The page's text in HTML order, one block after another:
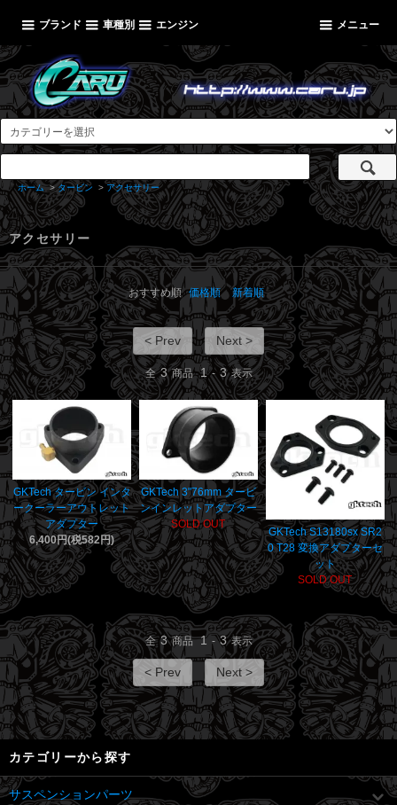
ブランド 車種別 エンジン メニュー
ホーム >タービン > アクセサリー
アクセサリー
おすすめ順 価格順 新着順
< Prev Next >
全 3 商品 1 - 3 表示
GKTech タービン インタ
ークーラーアウトレット
アダプター
6,400円(税582円)
GKTech 3"76mm タービ
ンインレットアダプター
SOLD OUT
GKTech S13180sx SR2
0 T28 変換アダプターセ
ット
SOLD OUT
全 3 商品 1 - 3 表示
< Prev Next >
カテゴリーから探す
サスペンションパーツ